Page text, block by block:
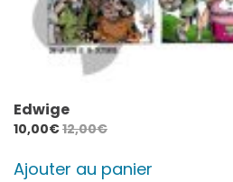
Edwige
10,00€12,00€
Ajouter au panier